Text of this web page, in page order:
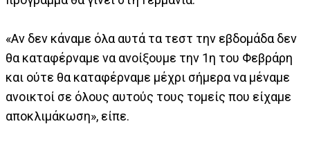
«Αν δεν κάναμε όλα αυτά τα τεστ την εβδομάδα δεν
θα καταφέρναμε να ανοίξουμε την 1η του Φεβράρη
και ούτε θα καταφέρναμε μέχρι σήμερα να μέναμε
ανοικτοί σε όλους αυτούς τους τομείς που είχαμε
αποκλιμάκωση», είπε.